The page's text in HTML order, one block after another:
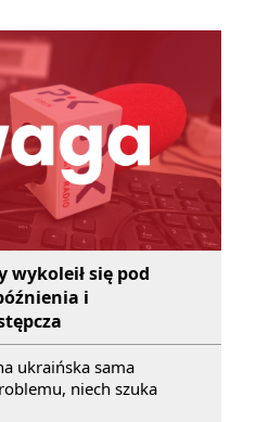
wykoleił się pod
i
ukraińska sama
niech szuka